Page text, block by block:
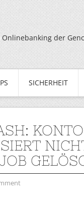
der
SICHERHEIT
KONTO